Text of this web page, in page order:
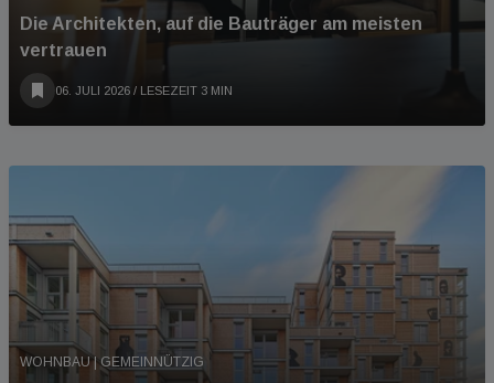
Die Architekten, auf die Bauträger am meisten
vertrauen
06. JULI 2026 / LESEZEIT 3 MIN
WOHNBAU | GEMEINNÜTZIG